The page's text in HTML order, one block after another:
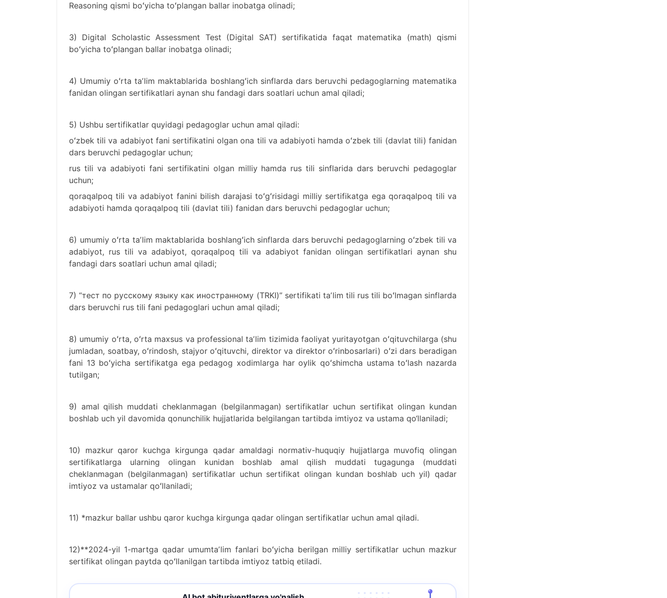
Reasoning qismi boʻyicha toʻplangan ballar inobatga olinadi;
3) Digital Scholastic Assessment Test (Digital SAT) sertifikatida faqat matematika (math) qismi
boʻyicha toʻplangan ballar inobatga olinadi;
4) Umumiy oʻrta taʼlim maktablarida boshlangʻich sinflarda dars beruvchi pedagoglarning matematika
fanidan olingan sertifikatlari aynan shu fandagi dars soatlari uchun amal qiladi;
5) Ushbu sertifikatlar quyidagi pedagoglar uchun amal qiladi:
oʻzbek tili va adabiyot fani sertifikatini olgan ona tili va adabiyoti hamda oʻzbek tili (davlat tili) fanidan
dars beruvchi pedagoglar uchun;
rus tili va adabiyoti fani sertifikatini olgan milliy hamda rus tili sinflarida dars beruvchi pedagoglar
uchun;
qoraqalpoq tili va adabiyot fanini bilish darajasi toʻgʻrisidagi milliy sertifikatga ega qoraqalpoq tili va
adabiyoti hamda qoraqalpoq tili (davlat tili) fanidan dars beruvchi pedagoglar uchun;
6) umumiy oʻrta taʼlim maktablarida boshlangʻich sinflarda dars beruvchi pedagoglarning oʻzbek tili va
adabiyot, rus tili va adabiyot, qoraqalpoq tili va adabiyot fanidan olingan sertifikatlari aynan shu
fandagi dars soatlari uchun amal qiladi;
7) “тест по русскому языку как иностранному (TRKI)” sertifikati taʼlim tili rus tili boʻlmagan sinflarda
dars beruvchi rus tili fani pedagoglari uchun amal qiladi;
8) umumiy oʻrta, oʻrta maxsus va professional taʼlim tizimida faoliyat yuritayotgan oʻqituvchilarga (shu
jumladan, soatbay, oʻrindosh, stajyor oʻqituvchi, direktor va direktor oʻrinbosarlari) oʻzi dars beradigan
fani 13 boʻyicha sertifikatga ega pedagog xodimlarga har oylik qoʻshimcha ustama toʻlash nazarda
tutilgan;
9) amal qilish muddati cheklanmagan (belgilanmagan) sertifikatlar uchun sertifikat olingan kundan
boshlab uch yil davomida qonunchilik hujjatlarida belgilangan tartibda imtiyoz va ustama qo‘llaniladi;
10) mazkur qaror kuchga kirgunga qadar amaldagi normativ-huquqiy hujjatlarga muvofiq olingan
sertifikatlarga ularning olingan kunidan boshlab amal qilish muddati tugagunga (muddati
cheklanmagan (belgilanmagan) sertifikatlar uchun sertifikat olingan kundan boshlab uch yil) qadar
imtiyoz va ustamalar qoʻllaniladi;
11) *mazkur ballar ushbu qaror kuchga kirgunga qadar olingan sertifikatlar uchun amal qiladi.
12)**2024-yil 1-martga qadar umumtaʼlim fanlari boʻyicha berilgan milliy sertifikatlar uchun mazkur
sertifikat olingan paytda qoʻllanilgan tartibda imtiyoz tatbiq etiladi.